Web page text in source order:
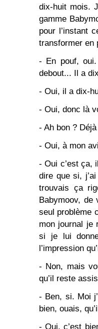
dix-huit mois.
gamme
pour l’instant
transformer en
- En pouf,
debout... Il a
- Oui, il a dix-
- Oui, donc là
- Ah bon ?
- Oui, à mon
- Oui c’est ça,
dire que si,
trouvais ça
Babymoov,
seul problème
mon journal je
si je lui
l’impression
- Non, mais
qu’il reste
- Ben, si. Moi
bien, ouais,
- Oui, c’est